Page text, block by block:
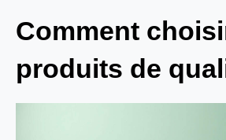
Comment
produits de